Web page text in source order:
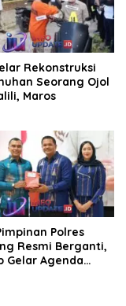
Rekonstruksi
Seorang Ojol
Maros
Polres
Resmi Berganti,
Gelar Agenda